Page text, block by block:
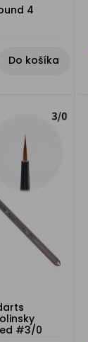
4
Do košíka
#3/0